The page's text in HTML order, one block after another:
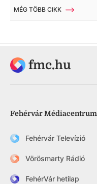
MÉG TÖBB CIKK
fmc.hu
Fehérvár Médiacentrum
Fehérvár Televízió
Vörösmarty Rádió
FehérVár hetilap